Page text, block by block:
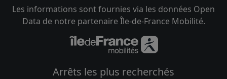
Les informations sont fournies via les données Open
Data de notre partenaire Île-de-France Mobilité.
Arrêts les plus recherchés